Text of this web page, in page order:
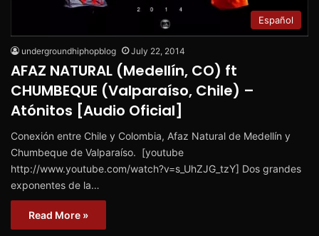
Español
undergroundhiphopblog July 22, 2014
AFAZ NATURAL (Medellín, CO) ft
CHUMBEQUE (Valparaíso, Chile) –
Atónitos [Audio Oficial]
Conexión entre Chile y Colombia, Afaz Natural de Medellín y
Chumbeque de Valparaíso. [youtube
http://www.youtube.com/watch?v=s_UhZJG_tzY] Dos grandes
exponentes de la…
Read More »